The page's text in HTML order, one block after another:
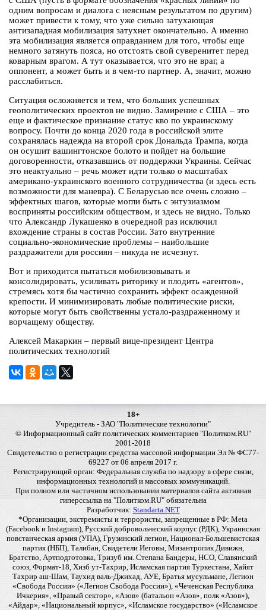
одним вопросам и диалога с неясным результатом по другим)
может привести к тому, что уже сильно затухающая
антизападная мобилизация затухнет окончательно. А именно
эта мобилизация является оправданием для того, чтобы еще
немного затянуть пояса, но отстоять свой суверенитет перед
коварным врагом. А тут оказывается, что это не враг, а
оппонент, а может быть и в чем-то партнер. А, значит, можно
расслабиться.
Ситуация осложняется и тем, что больших успешных
геополитических проектов не видно. Замирение с США – это
еще и фактическое признание статус кво по украинскому
вопросу. Почти до конца 2020 года в российской элите
сохранялась надежда на второй срок Дональда Трампа, когда
он осушит вашингтонское болото и пойдет на большие
договоренности, отказавшись от поддержки Украины. Сейчас
это неактуально – речь может идти только о масштабах
американо-украинского военного сотрудничества (и здесь есть
возможности для маневра). С Беларусью все очень сложно –
эффектных шагов, которые могли быть с энтузиазмом
восприняты российским обществом, и здесь не видно. Только
что Александр Лукашенко в очередной раз исключил
вхождение страны в состав России. Зато внутренние
социально-экономические проблемы – наибольшие
раздражители для россиян – никуда не исчезнут.
Вот и приходится пытаться мобилизовывать и
консолидировать, усиливать риторику и плодить «агентов»,
стремясь хотя бы частично сохранить эффект осажденной
крепости. И минимизировать любые политические риски,
которые могут быть свойственны устало-раздраженному и
ворчащему обществу.
Алексей Макаркин – первый вице-президент Центра
политических технологий
18+
Учредитель - ЗАО "Политические технологии"
© Информационный сайт политических комментариев "Политком.RU"
2001-2018
Свидетельство о регистрации средства массовой информации Эл № ФС77-
69227 от 06 апреля 2017 г.
Регистрирующий орган: Федеральная служба по надзору в сфере связи,
информационных технологий и массовых коммуникаций.
При полном или частичном использовании материалов сайта активная
гиперссылка на "Политком.RU" обязательна
Разработчик: Standarta.NET
*Организации, экстремисты и террористы, запрещенные в РФ: Meta
(Facebook и Instagram), Русский добровольческий корпус (РДК), Украинская
повстанческая армия (УПА), Грузинский легион, Национал-Большевистская
партия (НБП), Талибан, Свидетели Иеговы, Мизантропик Дивижн,
Братство, Артподготовка, Тризуб им. Степана Бандеры, НСО, Славянский
союз, Формат-18, Хизб ут-Тахрир, Исламская партия Туркестана, Хайят
Тахрир аш-Шам, Таухид валь-Джихад, АУЕ, Братья мусульмане, Легион
«Свобода России» («Легион Свобода России»), «Чеченская Республика
Ичкерия», «Правый сектор», «Азов» (батальон «Азов», полк «Азов»),
«Айдар», «Национальный корпус», «Исламское государство» («Исламское